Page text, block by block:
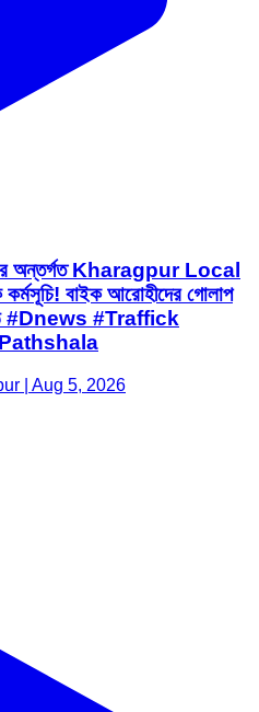
অন্তর্গত Kharagpur Local
বাইক আরোহীদের গোলাপ
পাঠ #Dnews #Traffick
| Aug 5, 2026